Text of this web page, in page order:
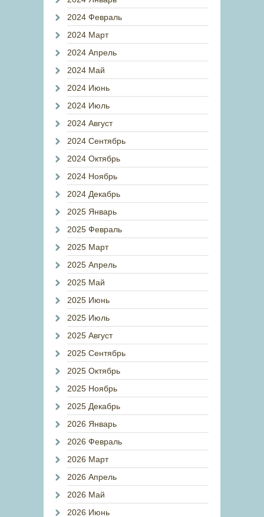
2024 Февраль
2024 Март
2024 Апрель
2024 Май
2024 Июнь
2024 Июль
2024 Август
2024 Сентябрь
2024 Октябрь
2024 Ноябрь
2024 Декабрь
2025 Январь
2025 Февраль
2025 Март
2025 Апрель
2025 Май
2025 Июнь
2025 Июль
2025 Август
2025 Сентябрь
2025 Октябрь
2025 Ноябрь
2025 Декабрь
2026 Январь
2026 Февраль
2026 Март
2026 Апрель
2026 Май
2026 Июнь